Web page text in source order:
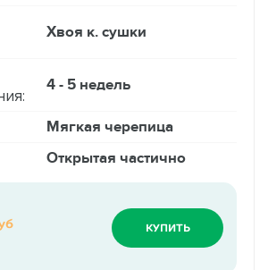
Хвоя к. сушки
4 - 5 недель
Мягкая черепица
Открытая частично
КУПИТЬ